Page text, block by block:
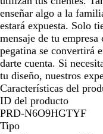
enseñar algo a la
estará expuesta. Solo
mensaje de tu
pegatina se convertirá
darte cuenta. Si
tu diseño, nuestros
Características del
ID del producto
PRD-N6O9HGTYF
Tipo